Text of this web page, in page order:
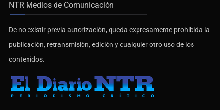
NTR Medios de Comunicación
De no existir previa autorización, queda expresamente prohibida la
publicación, retransmisión, edición y cualquier otro uso de los
contenidos.